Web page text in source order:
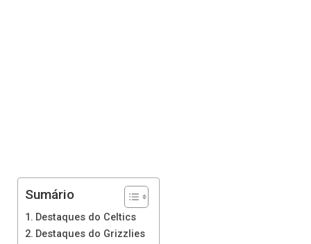
Sumário
Destaques do Celtics
Destaques do Grizzlies